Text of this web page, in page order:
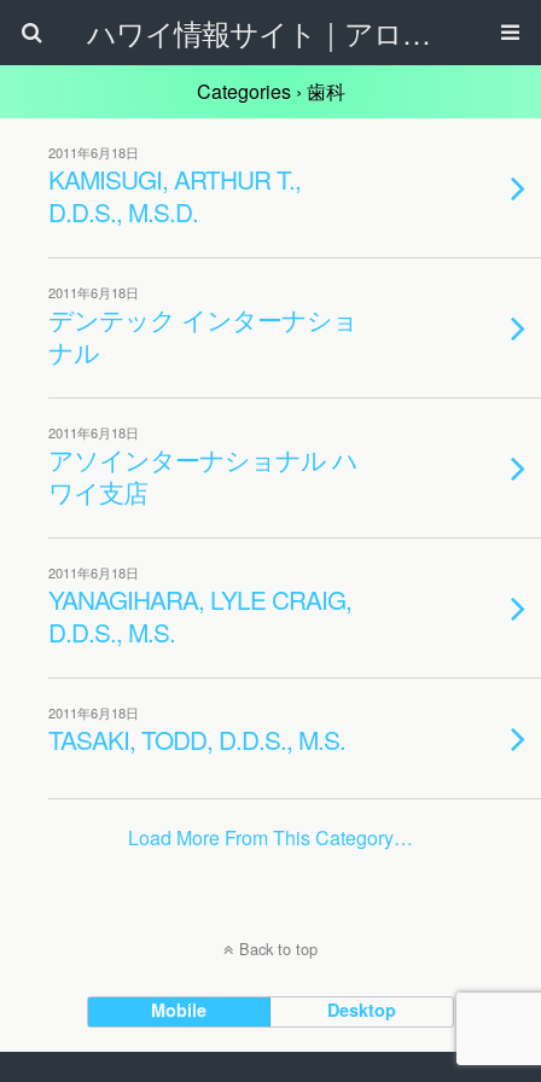
ハワイ情報サイト｜アロハタウンネット
Categories › 歯科
2011年6月18日
KAMISUGI, ARTHUR T.,
D.D.S., M.S.D.
2011年6月18日
デンテック インターナショ
ナル
2011年6月18日
アソインターナショナル ハ
ワイ支店
2011年6月18日
YANAGIHARA, LYLE CRAIG,
D.D.S., M.S.
2011年6月18日
TASAKI, TODD, D.D.S., M.S.
Load More From This Category…
Back to top
Mobile Desktop